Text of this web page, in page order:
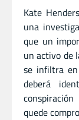
Kate
una
que un
un activo de
se infiltra en
deberá
quede